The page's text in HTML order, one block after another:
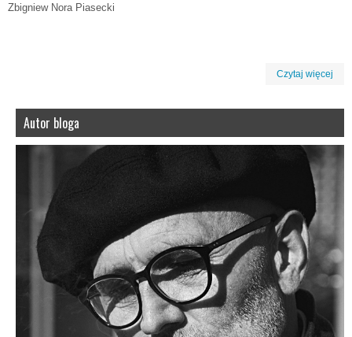
Zbigniew Nora Piasecki
Czytaj więcej
Autor bloga